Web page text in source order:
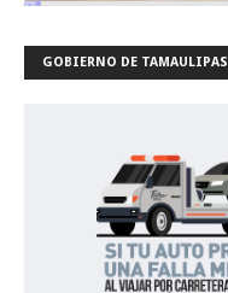
GOBIERNO DE TAMAULIPAS